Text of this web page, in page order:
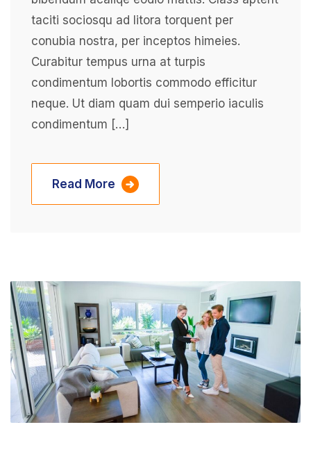
taciti sociosqu ad litora torquent per
conubia nostra, per inceptos himeies.
Curabitur tempus urna at turpis
condimentum lobortis commodo efficitur
neque. Ut diam quam dui semperio iaculis
condimentum […]
Read More